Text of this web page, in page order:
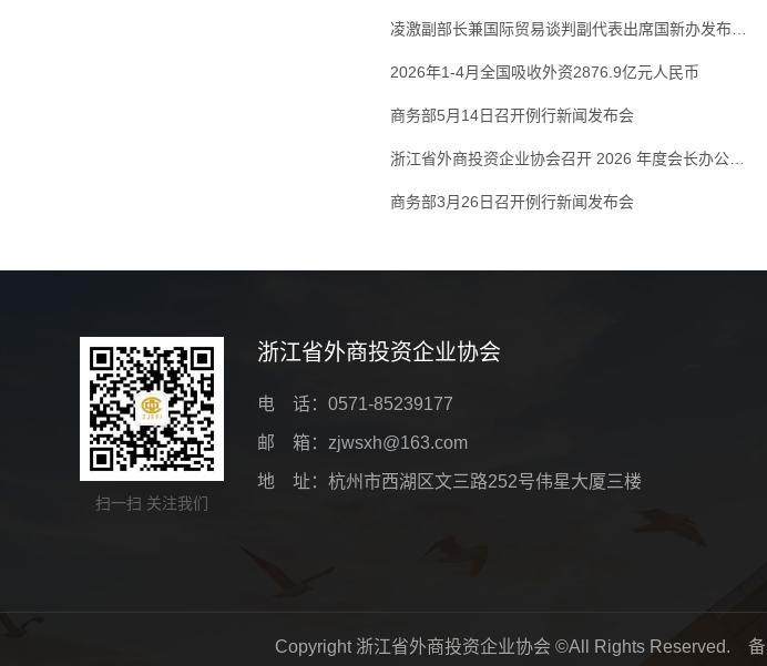
凌激副部长兼国际贸易谈判副代表出席国新办发布…
2026年1-4月全国吸收外资2876.9亿元人民币
商务部5月14日召开例行新闻发布会
浙江省外商投资企业协会召开 2026 年度会长办公…
商务部3月26日召开例行新闻发布会
扫一扫 关注我们
浙江省外商投资企业协会
电 话：0571-85239177
邮 箱：zjwsxh@163.com
地 址：杭州市西湖区文三路252号伟星大厦三楼
Copyright 浙江省外商投资企业协会 ©All Rights Reserved. 备